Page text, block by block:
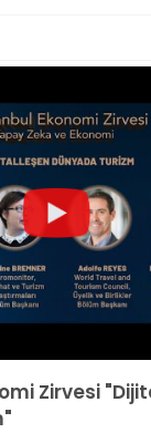
Zirvesi